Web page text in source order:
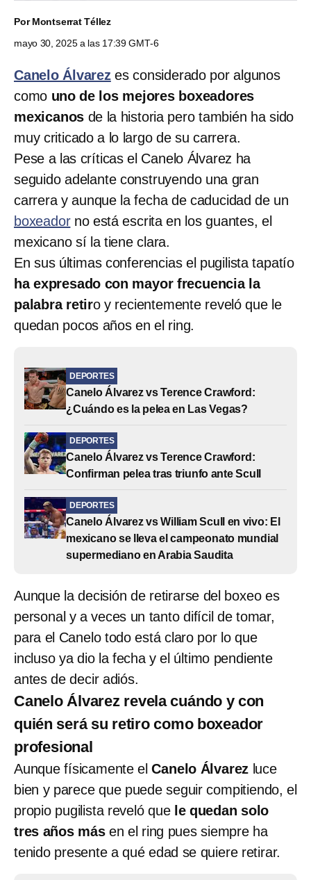
PorMontserrat Téllez
mayo 30, 2025 a las 17:39 GMT-6
Canelo Álvarezes considerado por algunos
como uno de los mejores boxeadores
mexicanos de la historia pero también ha sido
muy criticado a lo largo de su carrera.
Pese a las críticas el Canelo Álvarez ha
seguido adelante construyendo una gran
carrera y aunque la fecha de caducidad de un
boxeadorno está escrita en los guantes, el
mexicano sí la tiene clara.
En sus últimas conferencias el pugilista tapatío
ha expresado con mayor frecuencia la
palabra retiro y recientemente reveló que le
quedan pocos años en el ring.
DEPORTES
Canelo Álvarez vs Terence Crawford:
¿Cuándo es la pelea en Las Vegas?
DEPORTES
Canelo Álvarez vs Terence Crawford:
Confirman pelea tras triunfo ante Scull
DEPORTES
Canelo Álvarez vs William Scull en vivo: El
mexicano se lleva el campeonato mundial
supermediano en Arabia Saudita
Aunque la decisión de retirarse del boxeo es
personal y a veces un tanto difícil de tomar,
para el Canelo todo está claro por lo que
incluso ya dio la fecha y el último pendiente
antes de decir adiós.
Canelo Álvarez revela cuándo y con
quién será su retiro como boxeador
profesional
Aunque físicamente el Canelo Álvarez luce
bien y parece que puede seguir compitiendo, el
propio pugilista reveló quele quedan solo
tres años másen el ring pues siempre ha
tenido presente a qué edad se quiere retirar.